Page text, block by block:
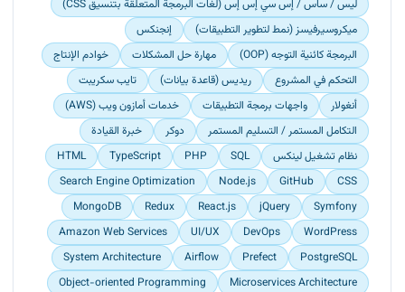
ليس / ساس / إس سي إس إس (لغات البرمجة المتعلقة بتنسيق CSS)
ميكروسيرفيسز (نمط لتطوير التطبيقات)
إنجنكس
البرمجة كائنية التوجه (OOP)
مهارة حل المشكلات
خوادم الإنتاج
التحكم في المشروع
ريديس (قاعدة بيانات)
تايب سكريبت
أنغولار
واجهات برمجة التطبيقات
خدمات أمازون ويب (AWS)
التكامل المستمر / التسليم المستمر
دوكر
خبرة القيادة
نظام تشغيل لينكس
SQL
PHP
TypeScript
HTML
CSS
GitHub
Node.js
Search Engine Optimization
Symfony
jQuery
React.js
Redux
MongoDB
WordPress
DevOps
UI/UX
Amazon Web Services
PostgreSQL
Prefect
Airflow
System Architecture
Microservices Architecture
Object-oriented Programming